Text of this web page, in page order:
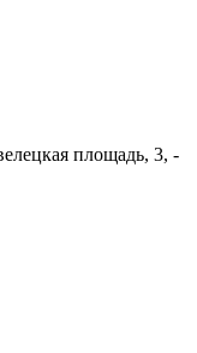
площадь, 3, -